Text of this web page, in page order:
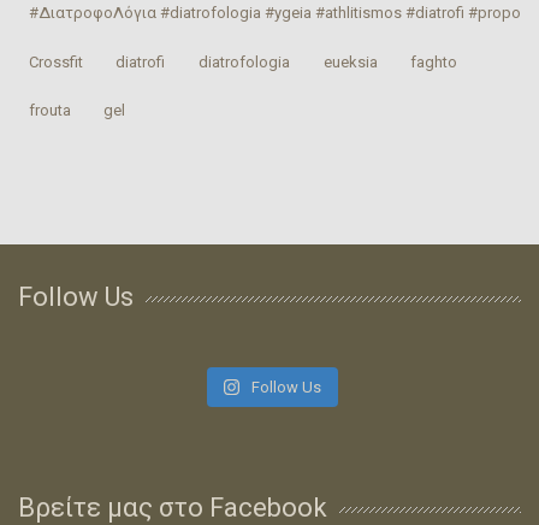
#ΔιατροφοΛόγια #diatrofologia #ygeia #athlitismos #diatrofi
Crossfit ‎diatrofi‬ ‎diatrofologia‬ ‎eueksia‬ faghto
‎frouta gel
Follow Us
Follow Us
Βρείτε μας στο Facebook